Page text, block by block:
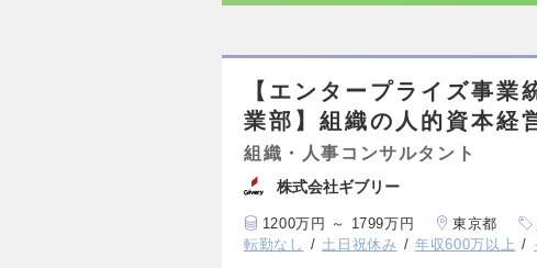
【エンタープライズ事
業部】組織の人的資本経
組織・人事コンサルタント
株式会社ギブリー
1200万円 ～ 1799万円 東京都
転勤なし
土日祝休み 年収600万以上